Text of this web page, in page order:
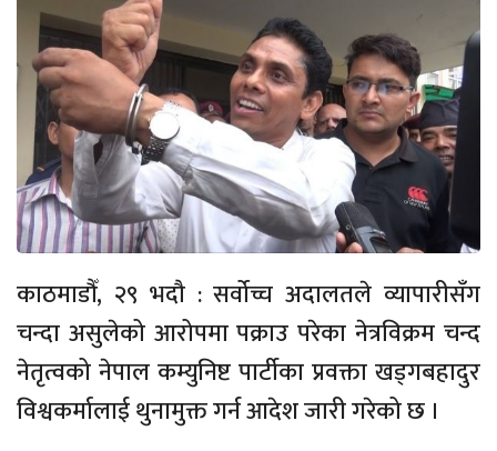
काठमाडौँ, २९ भदौ : सर्वोच्च अदालतले व्यापारीसँग
चन्दा असुलेको आरोपमा पक्राउ परेका नेत्रविक्रम चन्द
नेतृत्वको नेपाल कम्युनिष्ट पार्टीका प्रवक्ता खड्गबहादुर
विश्वकर्मालाई थुनामुक्त गर्न आदेश जारी गरेको छ ।